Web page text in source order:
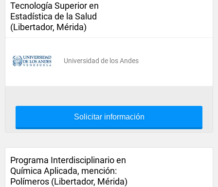
Tecnología Superior en
Estadística de la Salud
(Libertador, Mérida)
Universidad de los Andes
Solicitar información
Programa Interdisciplinario en
Química Aplicada, mención:
Polímeros (Libertador, Mérida)